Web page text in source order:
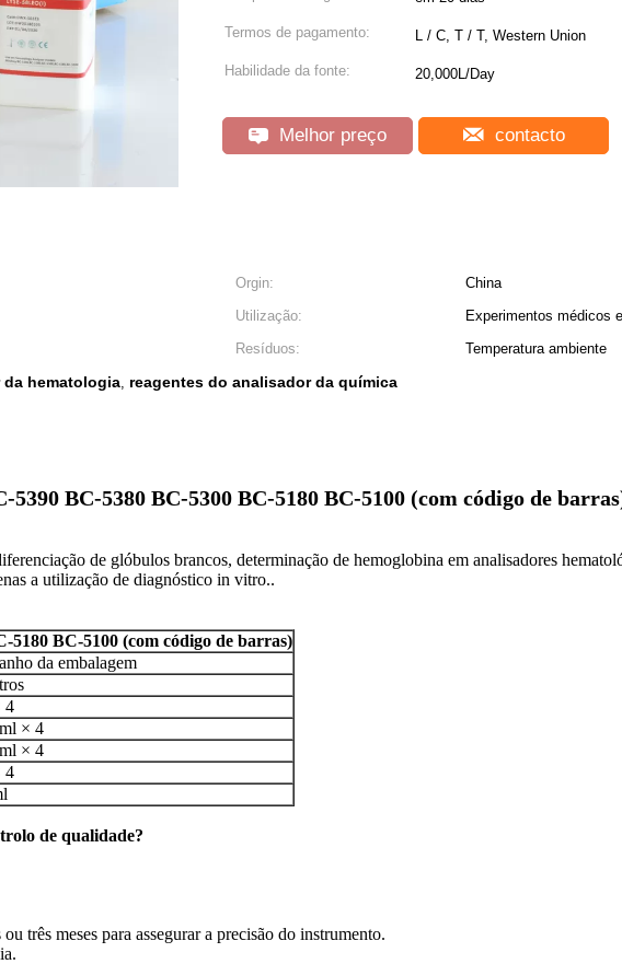
Termos de pagamento: L / C, T / T, Western Union
Habilidade da fonte: 20,000L/Day
Melhor preço contacto
Orgin:
China
Utilização:
Experimentos médicos
Resíduos:
Temperatura ambiente
hematologia, reagentes do analisador da química
BC-5380 BC-5300 BC-5180 BC-5100 (com código de
de glóbulos brancos, determinação de hemoglobina em analisadores
a utilização de diagnóstico in vitro..
BC-5100 (com código de barras)
da embalagem
4
× 4
× 4
4
de qualidade?
três meses para assegurar a precisão do instrumento.